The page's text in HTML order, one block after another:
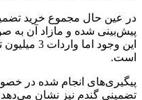
پیش‌بینی شده و مازاد آن به
این وجود
است.
پیگیری‌های انجام شده در
تضمینی گندم نیز نشان می‌دهد